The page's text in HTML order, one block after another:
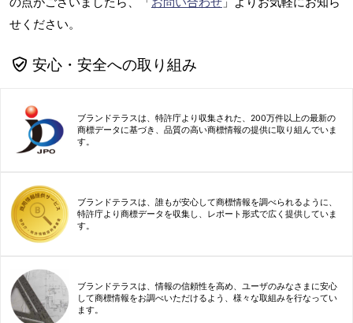
せください。
安心・安全への取り組み
ブランドテラスは、特許庁より収集された、200万件以上の最新の
商標データに基づき、品質の高い商標情報の提供に取り組んでいま
す。
ブランドテラスは、誰もが安心して商標情報を調べられるように、
特許庁より商標データを収集し、レポート形式で広く提供していま
す。
ブランドテラスは、情報の信頼性を高め、ユーザのみなさまに安心
して商標情報をお調べいただけるよう、様々な取組みを行なってい
ます。